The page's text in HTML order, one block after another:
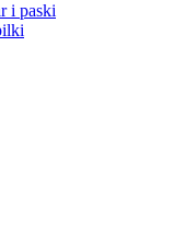
i paski